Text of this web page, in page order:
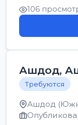
106
Ашдод,
Требуются
Ашдод